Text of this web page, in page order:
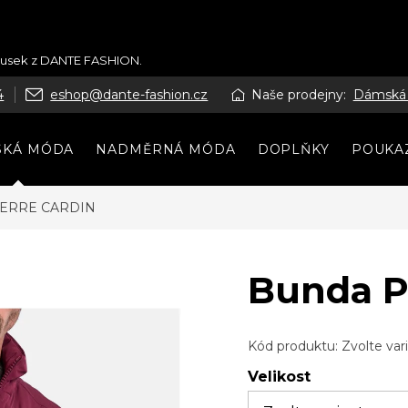
z DANTE FASHION.
eshop@dante-fashion.cz Naše prodejny:
MÓDA NADMĚRNÁ MÓDA DOPLŇKY
CARDIN
Bunda
Kód produktu: Zvolte
Velikost